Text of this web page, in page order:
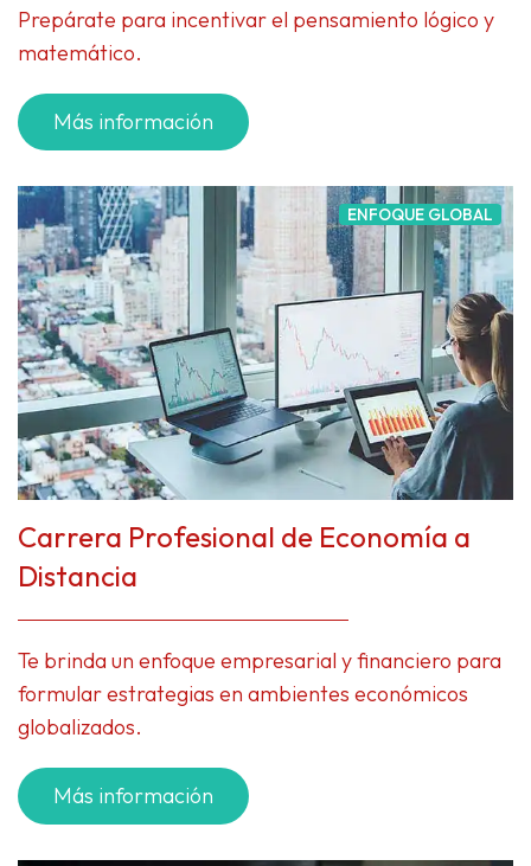
Prepárate para incentivar el pensamiento lógico y
matemático.
Más información
ENFOQUE GLOBAL
Carrera Profesional de Economía a
Distancia
Te brinda un enfoque empresarial y financiero para
formular estrategias en ambientes económicos
globalizados.
Más información